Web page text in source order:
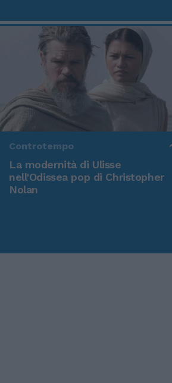
Controtempo
La modernità di Ulisse
nell'Odissea pop di Christopher
Nolan